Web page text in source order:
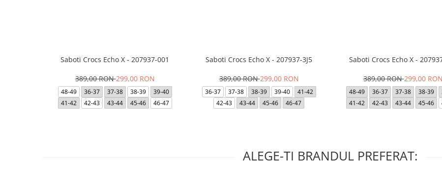
Saboti Crocs Echo X - 207937-001
389,00 RON299,00 RON
48-49 36-37 37-38 38-39
39-40
41-42
42-43 43-44 45-46 46-47
Saboti Crocs Echo X - 207937-3J5
389,00 RON299,00 RON
36-37 37-38 38-39 39-40
41-42
42-43
43-44 45-46 46-47
Saboti Crocs Echo X -
389,00 RON299,00 RON
48-49 36-37 37-38 38-39
41-42
42-43 43-44 45-46
ALEGE-TI BRANDUL PREFERAT: